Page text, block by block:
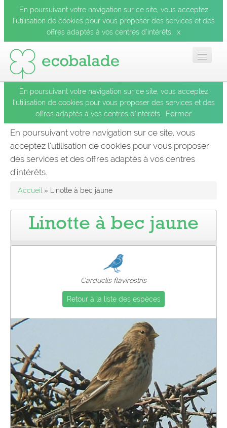
En poursuivant votre navigation sur ce site, vous acceptez
l’utilisation de cookies pour vous proposer des services et des
offres adaptés à vos centres d’intérêts.
x
Accueil
Les balades
Les espèces
Pro
En poursuivant votre navigation sur ce site, vous acceptez
l’utilisation de cookies pour vous proposer des services et des
offres adaptés à vos centres d’intérêts.
Fermer
En poursuivant votre navigation sur ce site, vous
acceptez l’utilisation de cookies pour vous proposer
des services et des offres adaptés à vos centres
d’intérêts.
Accueil » Linotte à bec jaune
Linotte à bec jaune
Carduelis flavirostris
Retour à la liste des espèces